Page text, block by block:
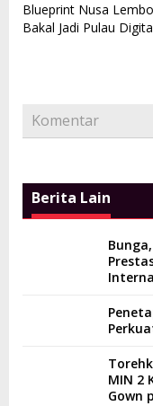
Blueprint Nusa
Bakal Jadi Pulau
Komentar
Berita Lain
MIN 2
Gown